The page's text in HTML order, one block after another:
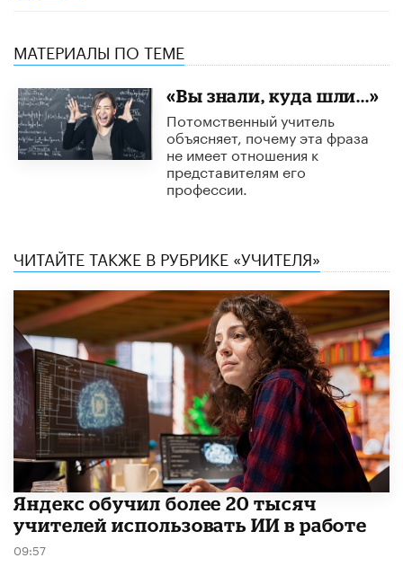
МАТЕРИАЛЫ ПО ТЕМЕ
«Вы знали, куда шли...»
Потомственный учитель
объясняет, почему эта фраза
не имеет отношения к
представителям его
профессии.
ЧИТАЙТЕ ТАКЖЕ В РУБРИКЕ «УЧИТЕЛЯ»
​Яндекс обучил более 20 тысяч
учителей использовать ИИ в работе
09:57